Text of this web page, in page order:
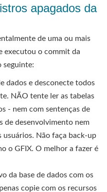
apagados da
de uma ou mais
executou o commit da
seguinte:
dados e desconecte todos
NÃO tente ler as tabelas
- nem com sentenças de
de desenvolvimento nem
usuários. Não faça back-up
o GFIX. O melhor a fazer é
da base de dados com os
copie com os recursos